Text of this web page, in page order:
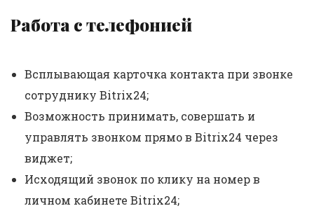
Работа с телефонией
Всплывающая карточка контакта при звонке
сотруднику Bitrix24;
Возможность принимать, совершать и
управлять звонком прямо в Bitrix24 через
виджет;
Исходящий звонок по клику на номер в
личном кабинете Bitrix24;